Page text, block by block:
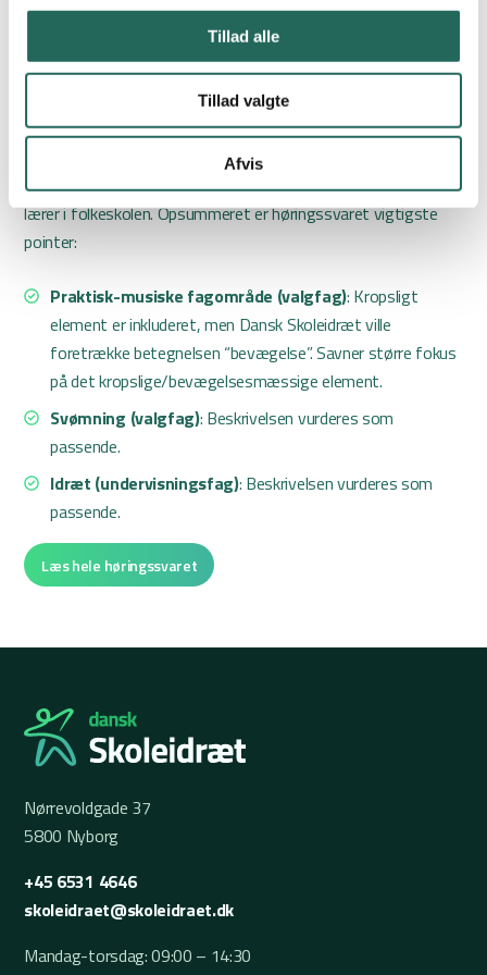
Tillad alle
Tillad valgte
Afvis
Marts 2023: Læreruddannelsen
Følgende høringssvar er givet i forbindelse med ny
bekendtgørelse om uddannelsen til professionsbachelor som
lærer i folkeskolen. Opsummeret er høringssvaret vigtigste
pointer:
Praktisk-musiske fagområde (valgfag): Kropsligt
element er inkluderet, men Dansk Skoleidræt ville
foretrække betegnelsen “bevægelse”. Savner større fokus
på det kropslige/bevægelsesmæssige element.
Svømning (valgfag): Beskrivelsen vurderes som
passende.
Idræt (undervisningsfag): Beskrivelsen vurderes som
passende.
Læs hele høringssvaret
Nørrevoldgade 37
5800 Nyborg
+45 6531 4646
skoleidraet@skoleidraet.dk
Mandag-torsdag: 09:00 – 14:30